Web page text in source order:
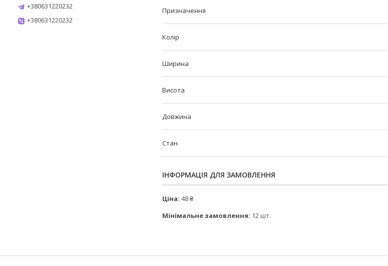
Призначення
Колір
Ширина
Висота
Довжина
Стан
ІНФОРМАЦІЯ ДЛЯ ЗАМОВЛЕННЯ
Ціна: 48 ₴
Мінімальне замовлення: 12 шт.
+380631220232
+380631220232